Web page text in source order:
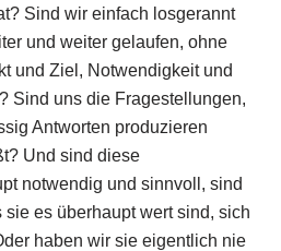
Sind wir einfach losgerannt
und weiter gelaufen, ohne
und Ziel, Notwendigkeit und
Sind uns die Fragestellungen,
Antworten produzieren
Und sind diese
notwendig und sinnvoll, sind
es überhaupt wert sind, sich
haben wir sie eigentlich nie